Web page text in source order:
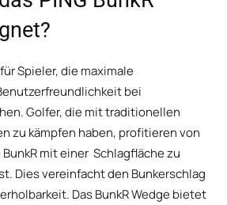
Spieler, die maximale
bei
Golfer, die mit traditionellen
zu kämpfen haben, profitieren von
mit einer Schlagfläche zu
Dies vereinfacht den Bunkerschlag
Das BunkR Wedge bietet